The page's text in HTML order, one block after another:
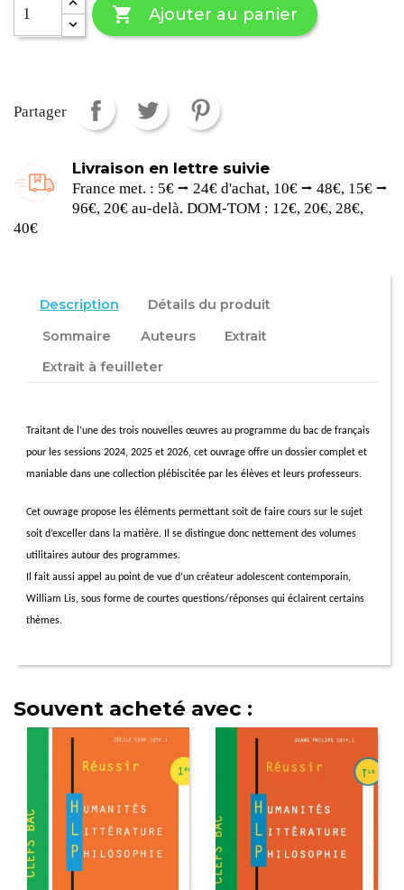
 Ajouter au panier
Partager
Livraison en lettre suivie
France met. : 5€ ⭢ 24€ d'achat, 10€ ⭢ 48€, 15€ ⭢
96€, 20€ au-delà. DOM-TOM : 12€, 20€, 28€,
40€
Description
Détails du produit
Sommaire
Auteurs
Extrait
Extrait à feuilleter
Traitant de l’une des trois nouvelles œuvres au programme du bac de français
pour les sessions 2024, 2025 et 2026, cet ouvrage offre un dossier complet et
maniable dans une collection plébiscitée par les élèves et leurs professeurs.
Cet ouvrage propose les éléments permettant soit de faire cours sur le sujet
soit d’exceller dans la matière. Il se distingue donc nettement des volumes
utilitaires autour des programmes.
Il fait aussi appel au point de vue d’un créateur adolescent contemporain,
William Lis, sous forme de courtes questions/réponses qui éclairent certains
thèmes.
Souvent acheté avec :